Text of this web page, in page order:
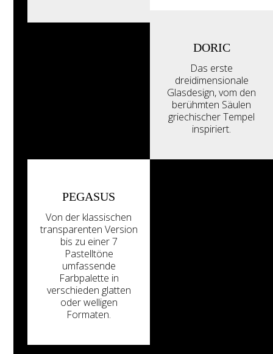
DORIC
Das erste
dreidimensionale
Glasdesign, vom den
berühmten Säulen
griechischer Tempel
inspiriert.
PEGASUS
Von der klassischen
transparenten Version
bis zu einer 7
Pastelltöne
umfassende
Farbpalette in
verschieden glatten
oder welligen
Formaten.